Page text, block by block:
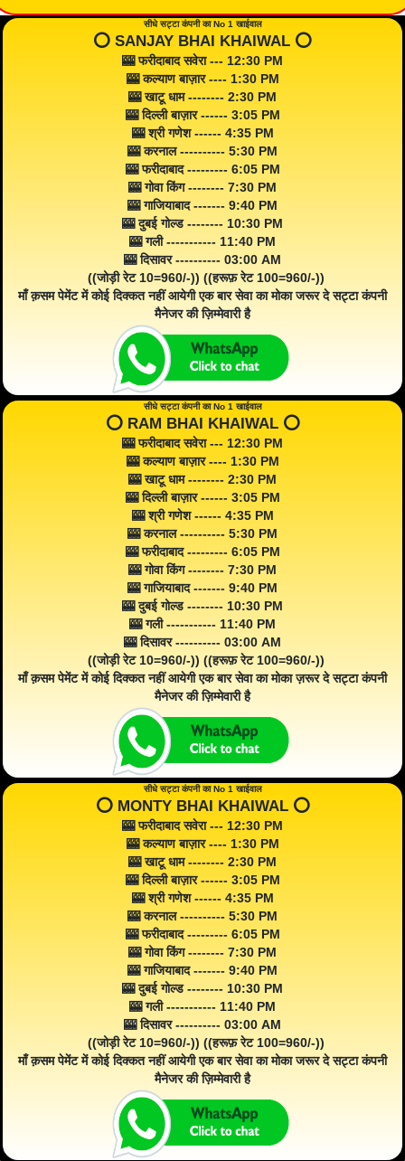
सीधे सट्टा कंपनी का No 1 खाईवाल
⭕️ SANJAY BHAI KHAIWAL ⭕️
🎰 फरीदाबाद सवेरा --- 12:30 PM
🎰 कल्याण बाज़ार ---- 1:30 PM
🎰 खाटू धाम -------- 2:30 PM
🎰 दिल्ली बाज़ार ------ 3:05 PM
🎰 श्री गणेश ------ 4:35 PM
🎰 करनाल ---------- 5:30 PM
🎰 फरीदाबाद --------- 6:05 PM
🎰 गोवा किंग -------- 7:30 PM
🎰 गाजियाबाद ------- 9:40 PM
🎰 दुबई गोल्ड -------- 10:30 PM
🎰 गली ----------- 11:40 PM
🎰 दिसावर ---------- 03:00 AM
((जोड़ी रेट 10=960/-)) ((हरूफ़ रेट 100=960/-))
माँ क़सम पेमेंट में कोई दिक्कत नहीं आयेगी एक बार सेवा का मोका जरूर दे सट्टा कंपनी
मैनेजर की ज़िम्मेवारी है
सीधे सट्टा कंपनी का No 1 खाईवाल
⭕️ RAM BHAI KHAIWAL ⭕️
🎰 फरीदाबाद सवेरा --- 12:30 PM
🎰 कल्याण बाज़ार ---- 1:30 PM
🎰 खाटू धाम -------- 2:30 PM
🎰 दिल्ली बाज़ार ------ 3:05 PM
🎰 श्री गणेश ------ 4:35 PM
🎰 करनाल ---------- 5:30 PM
🎰 फरीदाबाद --------- 6:05 PM
🎰 गोवा किंग -------- 7:30 PM
🎰 गाजियाबाद ------- 9:40 PM
🎰 दुबई गोल्ड -------- 10:30 PM
🎰 गली ----------- 11:40 PM
🎰 दिसावर ---------- 03:00 AM
((जोड़ी रेट 10=960/-)) ((हरूफ़ रेट 100=960/-))
माँ क़सम पेमेंट में कोई दिक्कत नहीं आयेगी एक बार सेवा का मोका ज़रूर दे सट्टा कंपनी
मैनेजर की ज़िम्मेवारी है
सीधे सट्टा कंपनी का No 1 खाईवाल
⭕️ MONTY BHAI KHAIWAL ⭕️
🎰 फरीदाबाद सवेरा --- 12:30 PM
🎰 कल्याण बाज़ार ---- 1:30 PM
🎰 खाटू धाम -------- 2:30 PM
🎰 दिल्ली बाज़ार ------ 3:05 PM
🎰 श्री गणेश ------ 4:35 PM
🎰 करनाल ---------- 5:30 PM
🎰 फरीदाबाद --------- 6:05 PM
🎰 गोवा किंग -------- 7:30 PM
🎰 गाजियाबाद ------- 9:40 PM
🎰 दुबई गोल्ड -------- 10:30 PM
🎰 गली ----------- 11:40 PM
🎰 दिसावर ---------- 03:00 AM
((जोड़ी रेट 10=960/-)) ((हरूफ़ रेट 100=960/-))
माँ क़सम पेमेंट में कोई दिक्कत नहीं आयेगी एक बार सेवा का मोका जरूर दे सट्टा कंपनी
मैनेजर की ज़िम्मेवारी है